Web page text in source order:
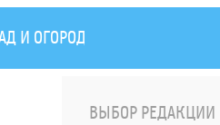
И ОГОРОД
ВЫБОР РЕДАКЦИИ